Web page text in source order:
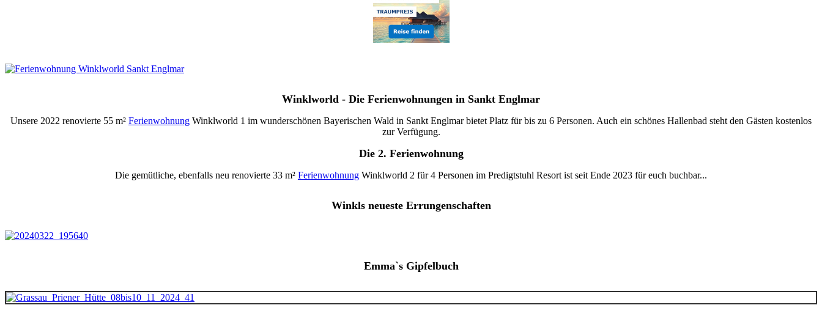
Winklworld - Die Ferienwohnungen in Sankt Englmar
Unsere 2022 renovierte 55 m² Ferienwohnung Winklworld 1 im wunderschönen Bayerischen Wald in Sankt Englmar bietet Platz für bis zu 6 Personen. Auch ein schönes Hallenbad steht den Gästen kostenlos
zur Verfügung.
Die 2. Ferienwohnung
Die gemütliche, ebenfalls neu renovierte 33 m² Ferienwohnung Winklworld 2 für 4 Personen im Predigtstuhl Resort ist seit Ende 2023 für euch buchbar...
Winkls neueste Errungenschaften
Emma`s Gipfelbuch